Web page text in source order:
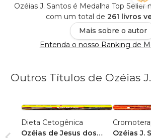
Ozéias J. Santos é Medalha Top Seller
com um total de 261 livros
Mais sobre o autor
Entenda o nosso Ranking de
Outros Títulos de Ozéias
Dieta Cetogênica
Ozéias de Jesus dos
Ozéias J.